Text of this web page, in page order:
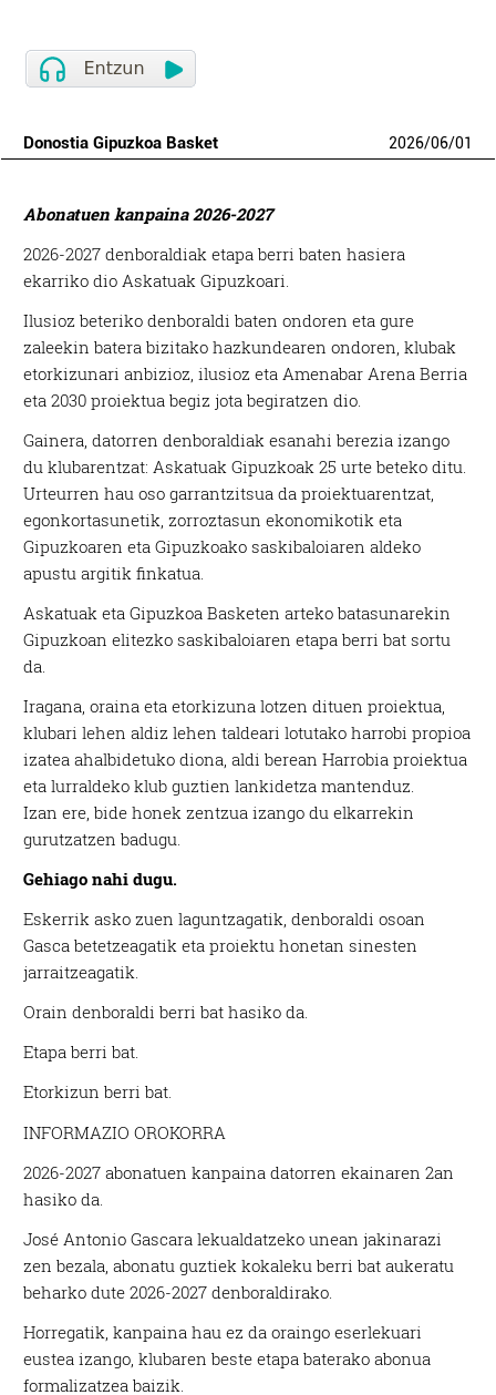
Donostia Gipuzkoa Basket 2026/06/01
Abonatuen kanpaina 2026-2027
2026-2027 denboraldiak etapa berri baten hasiera
ekarriko dio Askatuak Gipuzkoari.
Ilusioz beteriko denboraldi baten ondoren eta gure
zaleekin batera bizitako hazkundearen ondoren, klubak
etorkizunari anbizioz, ilusioz eta Amenabar Arena Berria
eta 2030 proiektua begiz jota begiratzen dio.
Gainera, datorren denboraldiak esanahi berezia izango
du klubarentzat: Askatuak Gipuzkoak 25 urte beteko ditu.
Urteurren hau oso garrantzitsua da proiektuarentzat,
egonkortasunetik, zorroztasun ekonomikotik eta
Gipuzkoaren eta Gipuzkoako saskibaloiaren aldeko
apustu argitik finkatua.
Askatuak eta Gipuzkoa Basketen arteko batasunarekin
Gipuzkoan elitezko saskibaloiaren etapa berri bat sortu
da.
Iragana, oraina eta etorkizuna lotzen dituen proiektua,
klubari lehen aldiz lehen taldeari lotutako harrobi propioa
izatea ahalbidetuko diona, aldi berean Harrobia proiektua
eta lurraldeko klub guztien lankidetza mantenduz.
Izan ere, bide honek zentzua izango du elkarrekin
gurutzatzen badugu.
Gehiago nahi dugu.
Eskerrik asko zuen laguntzagatik, denboraldi osoan
Gasca betetzeagatik eta proiektu honetan sinesten
jarraitzeagatik.
Orain denboraldi berri bat hasiko da.
Etapa berri bat.
Etorkizun berri bat.
INFORMAZIO OROKORRA
2026-2027 abonatuen kanpaina datorren ekainaren 2an
hasiko da.
José Antonio Gascara lekualdatzeko unean jakinarazi
zen bezala, abonatu guztiek kokaleku berri bat aukeratu
beharko dute 2026-2027 denboraldirako.
Horregatik, kanpaina hau ez da oraingo eserlekuari
eustea izango, klubaren beste etapa baterako abonua
formalizatzea baizik.